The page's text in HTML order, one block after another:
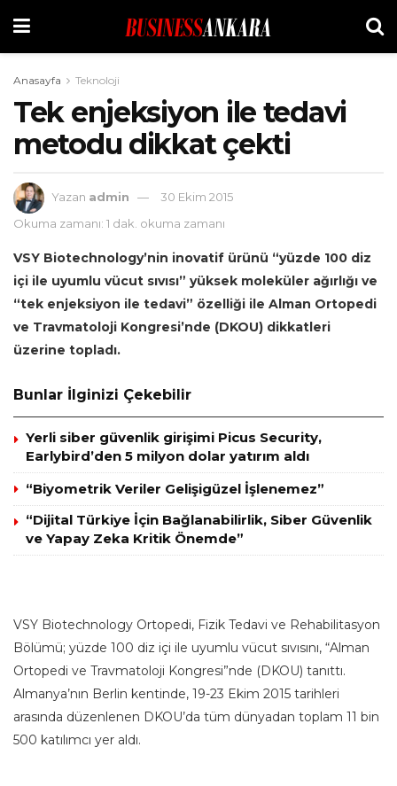
Anasayfa Teknoloji
Tek enjeksiyon ile tedavi
metodu dikkat çekti
Yazan admin
30 Ekim 2015
Okuma zamanı: 1 dak. okuma zamanı
VSY Biotechnology’nin inovatif ürünü “yüzde 100 diz
içi ile uyumlu vücut sıvısı” yüksek moleküler ağırlığı ve
“tek enjeksiyon ile tedavi” özelliği ile Alman Ortopedi
ve Travmatoloji Kongresi’nde (DKOU) dikkatleri
üzerine topladı.
Bunlar İlginizi Çekebilir
Yerli siber güvenlik girişimi Picus Security,
Earlybird’den 5 milyon dolar yatırım aldı
“Biyometrik Veriler Gelişigüzel İşlenemez”
“Dijital Türkiye İçin Bağlanabilirlik, Siber Güvenlik
ve Yapay Zeka Kritik Önemde”
VSY Biotechnology Ortopedi, Fizik Tedavi ve Rehabilitasyon
Bölümü; yüzde 100 diz içi ile uyumlu vücut sıvısını, “Alman
Ortopedi ve Travmatoloji Kongresi”nde (DKOU) tanıttı.
Almanya’nın Berlin kentinde, 19-23 Ekim 2015 tarihleri
arasında düzenlenen DKOU’da tüm dünyadan toplam 11 bin
500 katılımcı yer aldı.